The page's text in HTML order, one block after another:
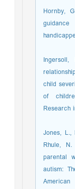
Hornby,
child
of
Jones,
Rhule,
parental
autism: